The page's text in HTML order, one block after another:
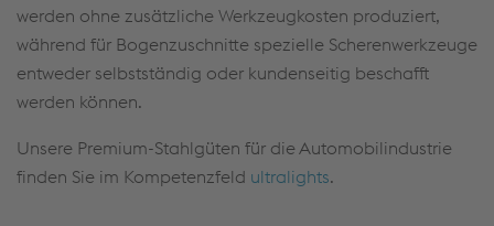
werden ohne zusätzliche Werkzeugkosten produziert,
während für Bogenzuschnitte spezielle Scherenwerkzeuge
entweder selbstständig oder kundenseitig beschafft
werden können.
Unsere Premium-Stahlgüten für die Automobilindustrie
finden Sie im Kompetenzfeld ultralights.